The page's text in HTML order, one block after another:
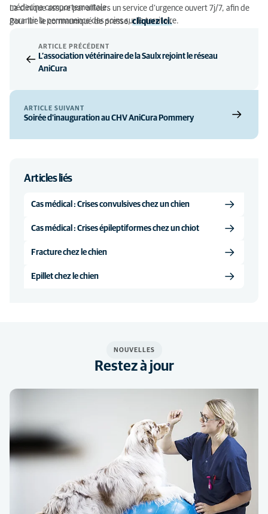
médecine comportementale.
La clinique assure par ailleurs un service d’urgence ouvert 7j/7, afin de
garantir la permanence des soins sur le territoire.
Pour lire le communiqué de presse,cliquez ici.
ARTICLE PRÉCÉDENT
L’association vétérinaire de la Saulx rejoint le réseau
AniCura
ARTICLE SUIVANT
Soirée d'inauguration au CHV AniCura Pommery
Articles liés
Cas médical : Crises convulsives chez un chien
Cas médical : Crises épileptiformes chez un chiot
Fracture chez le chien
Epillet chez le chien
NOUVELLES
Restez à jour